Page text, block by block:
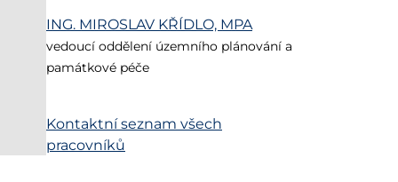
ING. MIROSLAV KŘÍDLO, MPA
vedoucí oddělení územního plánování a
památkové péče
Kontaktní seznam všech
pracovníků